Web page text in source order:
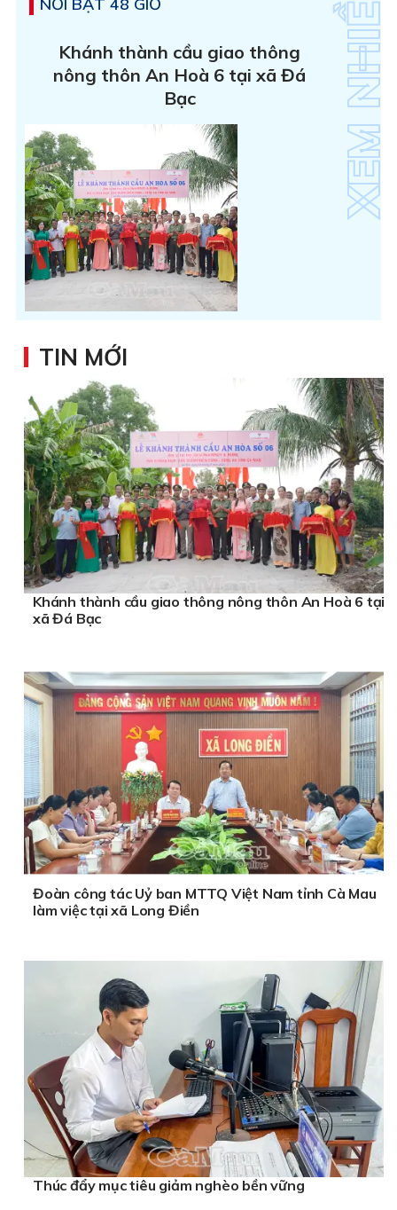
Khánh thành cầu giao thông
nông thôn An Hoà 6 tại xã Đá
Bạc
TIN MỚI
Khánh thành cầu giao thông nông thôn An Hoà 6 tại
xã Đá Bạc
Đoàn công tác Uỷ ban MTTQ Việt Nam tỉnh Cà Mau
làm việc tại xã Long Điền
Thúc đẩy mục tiêu giảm nghèo bền vững